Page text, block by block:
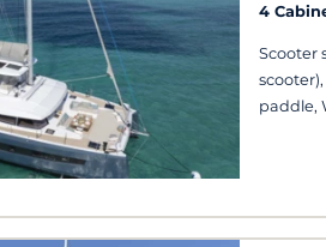
4
Scooter
paddle,